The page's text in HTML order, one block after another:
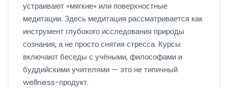
устраивают «мягкие» или поверхностные
медитации. Здесь медитация рассматривается как
инструмент глубокого исследования природы
сознания, а не просто снятия стресса. Курсы
включают беседы с учёными, философами и
буддийскими учителями — это не типичный
wellness-продукт.